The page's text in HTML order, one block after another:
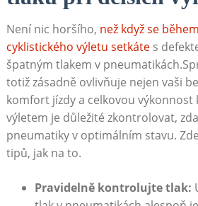
Není nic horšího, než když se
cyklistického výletu setkátes
špatným tlakem v
totiž zásadně ovlivňuje nejen vaši
komfort jízdy a celkovou výkonnost
výletem je důležité zkontrolovat,
pneumatiky v optimálním stavu.
tipů, jak na to.
Pravidelně kontrolujte tlak: